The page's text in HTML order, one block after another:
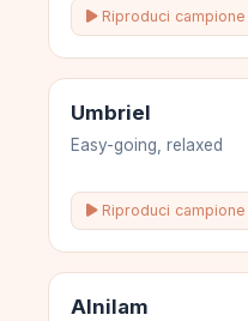
Riproduci campione
Umbriel
Easy-going, relaxed
Riproduci campione
Alnilam